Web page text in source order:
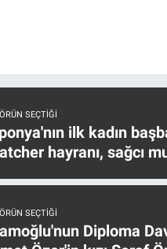
SEÇTIĞI
ilk kadın
hayranı, sağcı
SEÇTIĞI
Diploma